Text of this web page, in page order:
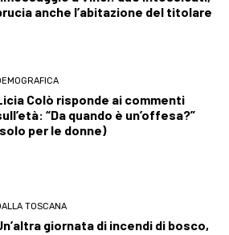
anche l’abitazione del titolare
Colò risponde ai commenti
“Da quando è un’offesa?”
per le donne)
TOSCANA
giornata di incendi di bosco,